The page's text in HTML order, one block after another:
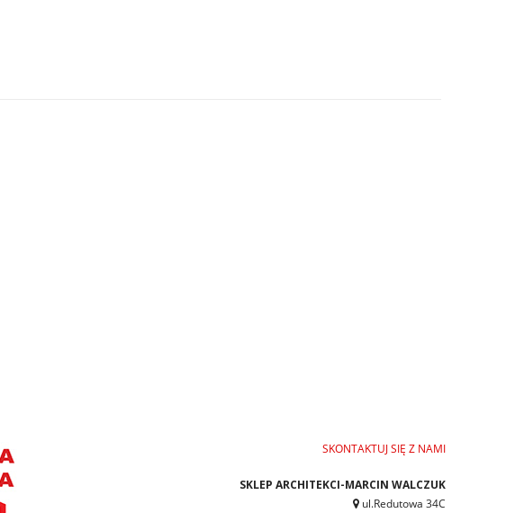
SKONTAKTUJ SIĘ Z NAMI
SKLEP ARCHITEKCI-MARCIN WALCZUK
ul.Redutowa 34C